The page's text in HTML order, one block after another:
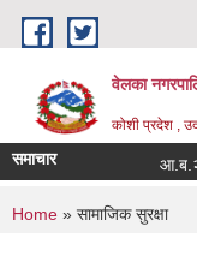
Skip to main content
वेलका
कोशी प्रदेश ,
समाचार
You are
Home » सामाजिक सुरक्षा